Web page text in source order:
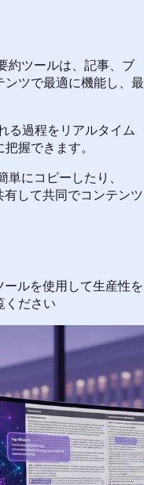
約ツールは、記事、ブ
ンツで最適に機能し、最
る過程をリアルタイム
握できます。
にコピーしたり、
して共同でコンテンツ
ルを使用して生産性を
ください